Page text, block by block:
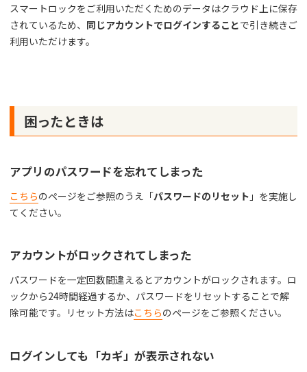
スマートロックをご利用いただくためのデータはクラウド上に保存
されているため、 同じアカウントでログインすることで引き続きご
利用いただけます。
困ったときは
アプリのパスワードを忘れてしまった
こちらのページをご参照のうえ「パスワードのリセット 」を実施し
てください。
アカウントがロックされてしまった
パスワードを一定回数間違えるとアカウントがロックされます。ロ
ックから24時間経過するか、パスワードをリセットすることで解
除可能です。リセット方法はこちらのページをご参照ください。
ログインしても「カギ」が表示されない